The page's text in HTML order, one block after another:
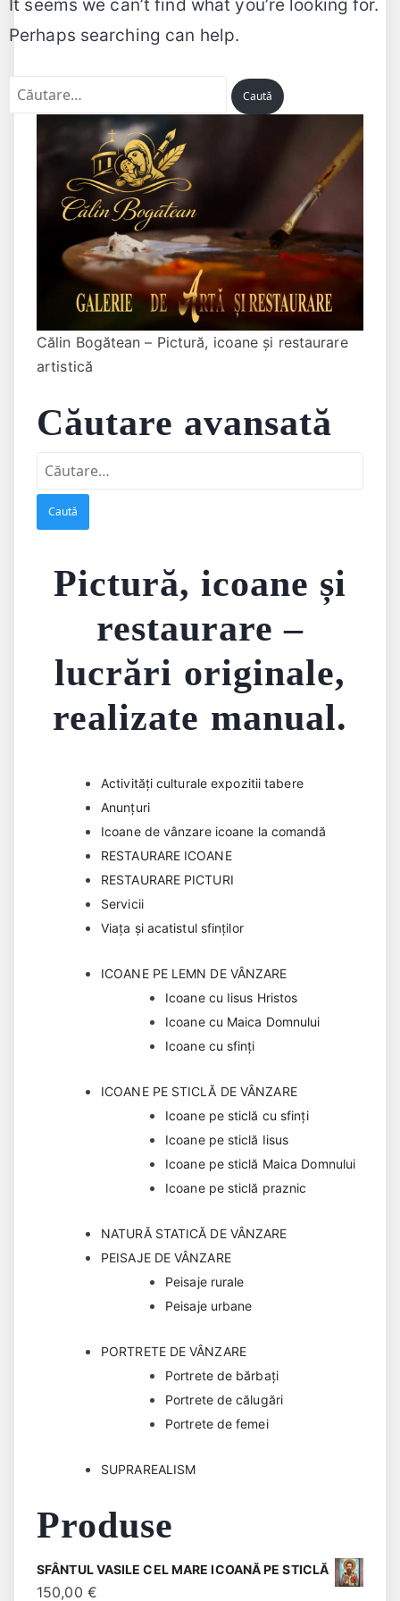
It seems we can’t find what you’re looking for.
Perhaps searching can help.
Caută
după:
Călin Bogătean – Pictură, icoane și restaurare
artistică
Căutare avansată
Caută
Pictură, icoane și
restaurare –
lucrări originale,
realizate manual.
Activități culturale expozitii tabere
Anunțuri
Icoane de vânzare icoane la comandă
RESTAURARE ICOANE
RESTAURARE PICTURI
Servicii
Viața și acatistul sfinților
ICOANE PE LEMN DE VÂNZARE
Icoane cu Iisus Hristos
Icoane cu Maica Domnului
Icoane cu sfinți
ICOANE PE STICLĂ DE VÂNZARE
Icoane pe sticlă cu sfinți
Icoane pe sticlă Iisus
Icoane pe sticlă Maica Domnului
Icoane pe sticlă praznic
NATURĂ STATICĂ DE VÂNZARE
PEISAJE DE VÂNZARE
Peisaje rurale
Peisaje urbane
PORTRETE DE VÂNZARE
Portrete de bărbaţi
Portrete de călugări
Portrete de femei
SUPRAREALISM
Produse
SFÂNTUL VASILE CEL MARE ICOANĂ PE STICLĂ
150,00 €